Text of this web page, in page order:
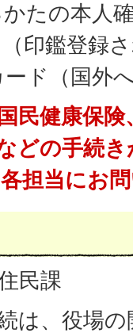
たの本人
印鑑登録
ド（国外
民健康保
どの手続
担当にお
民課
は、役場